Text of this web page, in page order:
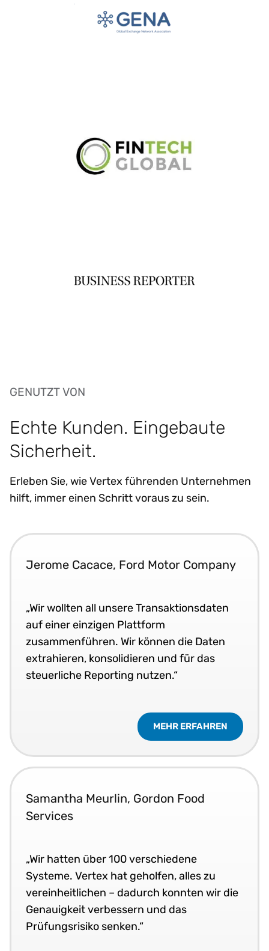
GENUTZT VON
Echte Kunden. Eingebaute
Sicherheit.
Erleben Sie, wie Vertex führenden Unternehmen
hilft, immer einen Schritt voraus zu sein.
Jerome Cacace, Ford Motor Company
„Wir wollten all unsere Transaktionsdaten
auf einer einzigen Plattform
zusammenführen. Wir können die Daten
extrahieren, konsolidieren und für das
steuerliche Reporting nutzen.“
MEHR ERFAHREN
Samantha Meurlin, Gordon Food
Services
„Wir hatten über 100 verschiedene
Systeme. Vertex hat geholfen, alles zu
vereinheitlichen – dadurch konnten wir die
Genauigkeit verbessern und das
Prüfungsrisiko senken.“